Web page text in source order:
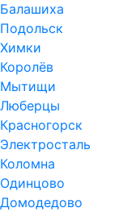
Балашиха
Подольск
Химки
Королёв
Мытищи
Люберцы
Красногорск
Электросталь
Коломна
Одинцово
Домодедово